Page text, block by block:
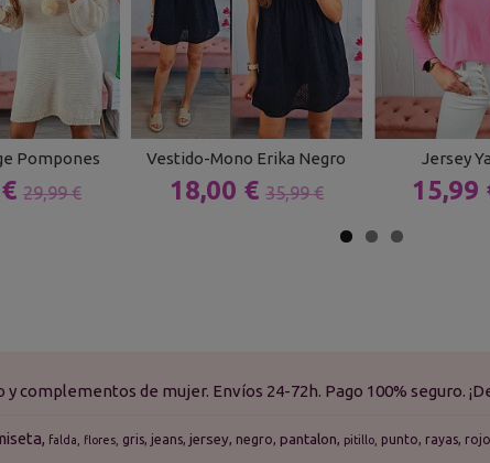
Pompones
29,99 €
Vestido-Mono Erika Negro
18,00 € 35,99 €
Jersey
15,99
complementos de mujer. Envíos 24-72h. Pago 100% seguro.
falda flores gris jeans jersey negro pantalon pitillo punto rayas rojo